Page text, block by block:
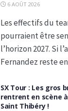
6 AOÛT 2026
Les effectifs du
pourraient être
l’horizon 2027. Si
Fernandez reste
SX Tour : Les gros
rentrent en scène à
Saint Thibéry !